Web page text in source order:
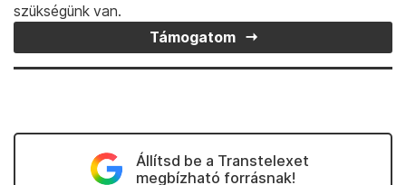
szükségünk van.
Támogatom
Állítsd be a Transtelexet
megbízható forrásnak!